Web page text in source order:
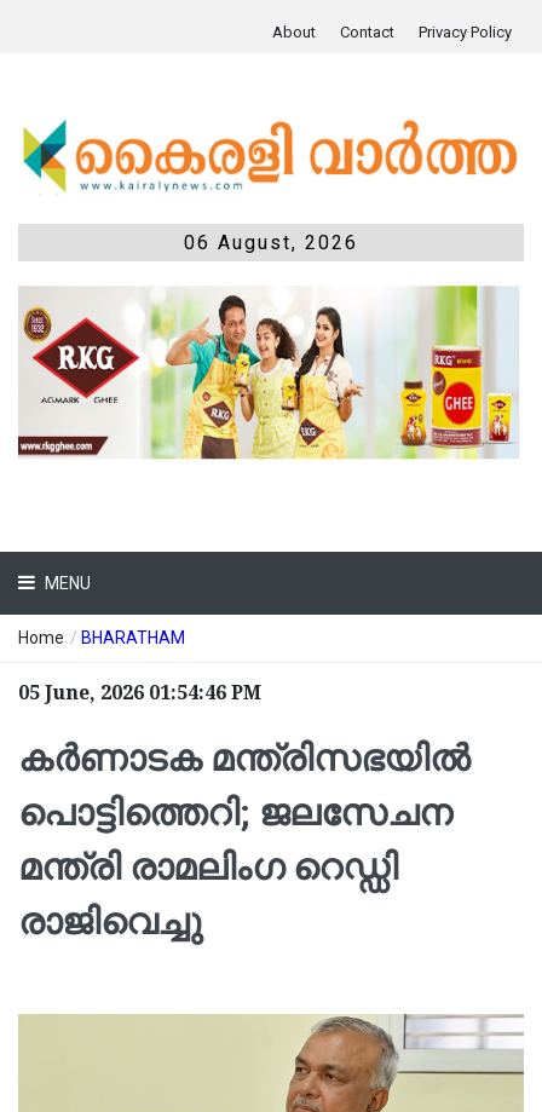
About Contact Privacy Policy
06 August, 2026
MENU
Home / BHARATHAM
05 June, 2026 01:54:46 PM
കർണാടക മന്ത്രിസഭയിൽ
പൊട്ടിത്തെറി; ജലസേചന
മന്ത്രി രാമലിംഗ റെഡ്ഡി
രാജിവെച്ചു